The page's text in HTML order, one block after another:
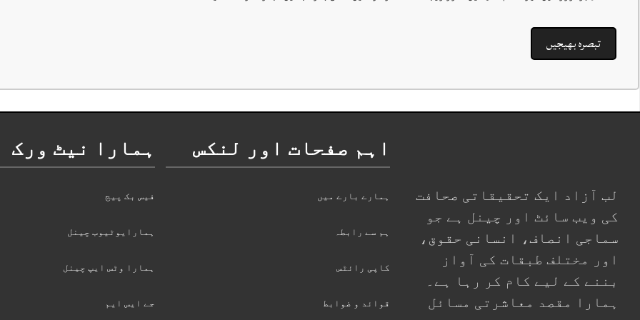
لب آزاد ایک تحقیقاتی صحافت
کی ویب سائٹ اور چینل ہے جو
سماجی انصاف، انسانی حقوق،
اور مختلف طبقات کی آواز
بننے کے لیے کام کر رہا ہے۔
ہمارا مقصد معاشرتی مسائل
اہم صفحات اور لنکس
ہمارے بارے میں
ہم سے رابطہ
کاپی رائٹس
قوائد و ضوابط
ہمارا نیٹ ورک
فیس بک پیج
ہمارایوٹیوب چینل
ہمارا وٹس ایپ چینل
جے ایس ایم